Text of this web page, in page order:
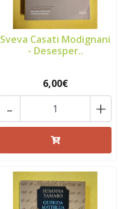
Sveva Casati Modignani
- Desesper..
6,00€
+
-